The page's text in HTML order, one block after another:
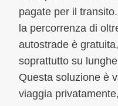
pagate per il
la percorrenza di
autostrade è
soprattutto su
Questa soluzione è
viaggia